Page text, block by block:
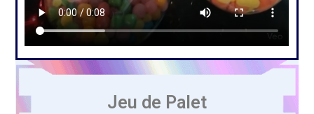
Jeu de Palet